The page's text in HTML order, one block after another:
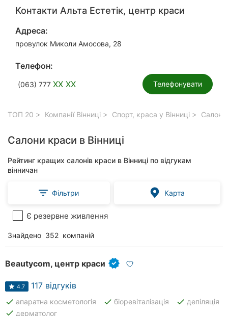
Контакти Альта Естетік, центр краси
Адреса:
провулок Миколи Амосова, 28
Телефон:
(063) 777 XX XX Телефонувати
ТОП 20 Компанії Вінниці Спорт, краса у Вінниці Салони
Салони краси в Вінниці
Рейтинг кращих салонів краси в Вінниці по відгукам
вінничан
Фільтри Карта
Є резервне живлення
Знайдено 352 компаній
Beautycom, центр краси
4.7 117 відгуків
done апаратна косметологія done біоревіталізація done депіляція
done дерматолог